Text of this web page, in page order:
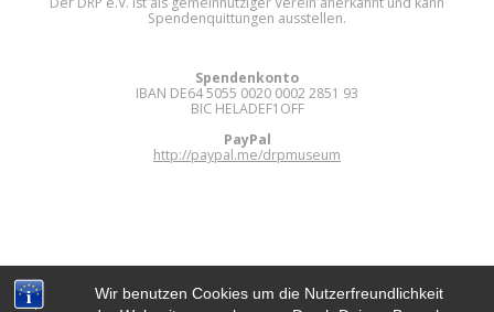
Wir benutzen Cookies um die Nutzerfreundlichkeit
Spendenquittungen ausstellen.
Spendenkonto
IBAN DE64 5055 0020 0002 2851 93
BIC HELADEF1OFF
PayPal
http://paypal.me/drpmuseum